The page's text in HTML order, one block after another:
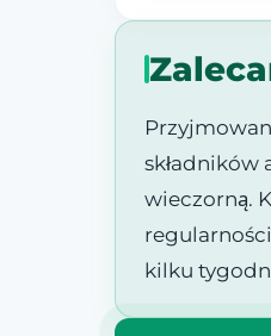
składników
wieczorną.
kilku